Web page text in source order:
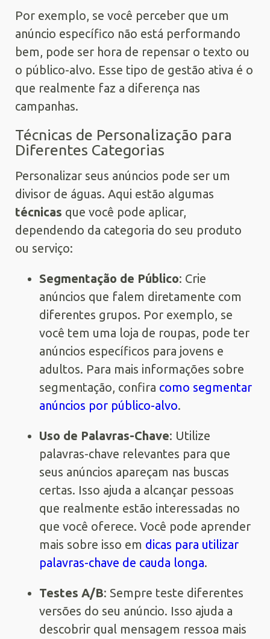
Por exemplo, se você perceber que um
anúncio específico não está performando
bem, pode ser hora de repensar o texto ou
o público-alvo. Esse tipo de gestão ativa é o
que realmente faz a diferença nas
campanhas.
Técnicas de Personalização para
Diferentes Categorias
Personalizar seus anúncios pode ser um
divisor de águas. Aqui estão algumas
técnicas que você pode aplicar,
dependendo da categoria do seu produto
ou serviço:
Segmentação de Público: Crie
anúncios que falem diretamente com
diferentes grupos. Por exemplo, se
você tem uma loja de roupas, pode ter
anúncios específicos para jovens e
adultos. Para mais informações sobre
segmentação, confira como segmentar
anúncios por público-alvo.
Uso de Palavras-Chave: Utilize
palavras-chave relevantes para que
seus anúncios apareçam nas buscas
certas. Isso ajuda a alcançar pessoas
que realmente estão interessadas no
que você oferece. Você pode aprender
mais sobre isso em dicas para utilizar
palavras-chave de cauda longa.
Testes A/B: Sempre teste diferentes
versões do seu anúncio. Isso ajuda a
descobrir qual mensagem ressoa mais